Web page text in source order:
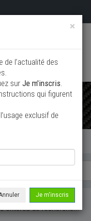
critères de recherche...
×
l’actualité des
surJe m'inscris.
qui figurent
exclusif de
Je m'inscris